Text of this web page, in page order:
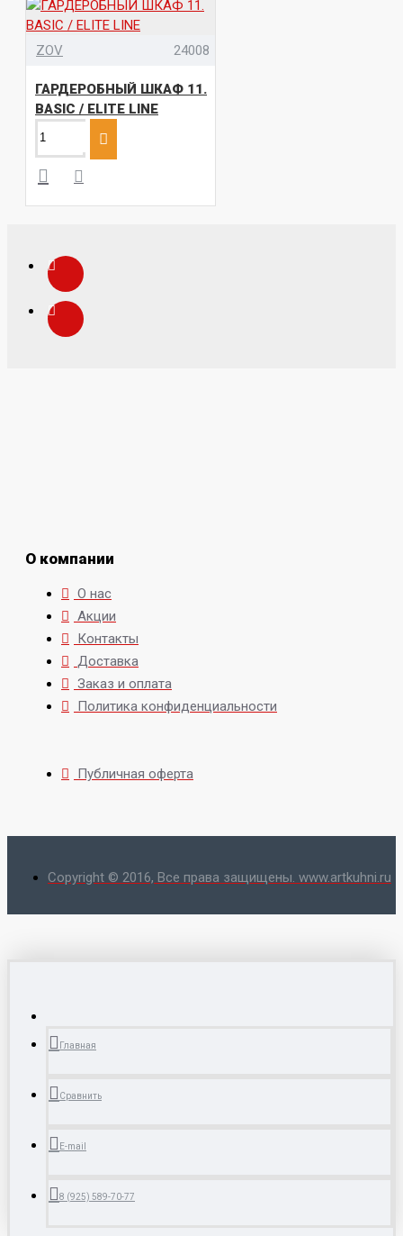
ZOV 24008
ГАРДЕРОБНЫЙ ШКАФ 11.
BASIC / ELITE LINE
О компании
О нас
Акции
Контакты
Доставка
Заказ и оплата
Политика конфиденциальности
Публичная оферта
Copyright © 2016, Все права защищены. www.artkuhni.ru
Главная
Сравнить
E-mail
8 (925) 589-70-77